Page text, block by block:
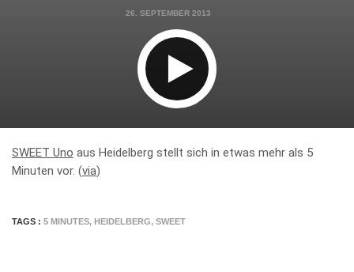
26. SEPTEMBER 2013
SWEET Uno aus Heidelberg stellt sich in etwas mehr als 5
Minuten vor. (via)
TAGS : 5 MINUTES, HEIDELBERG, SWEET